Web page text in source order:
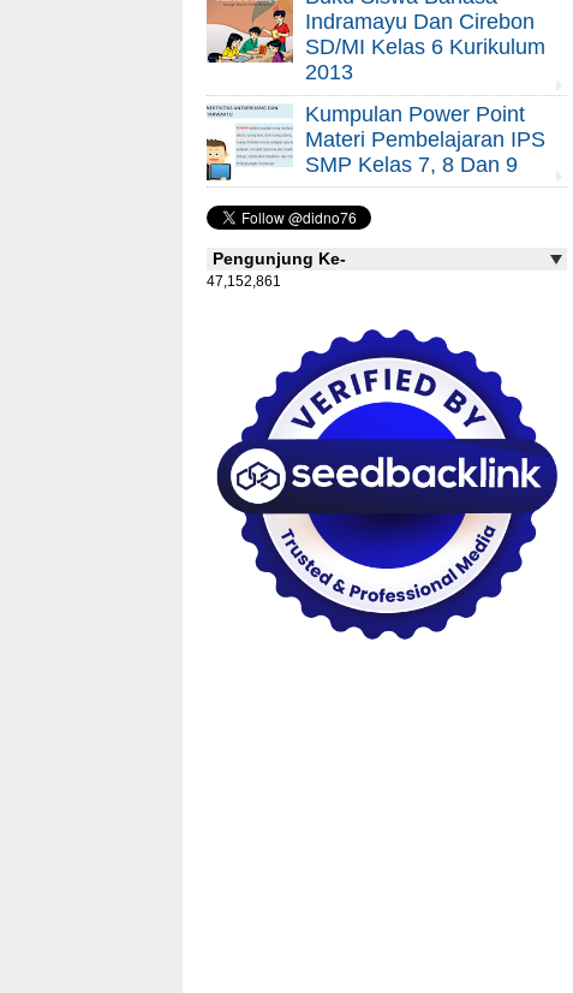
Indramayu Dan Cirebon
SD/MI Kelas 6 Kurikulum
2013
Kumpulan Power Point
Materi Pembelajaran IPS
SMP Kelas 7, 8 Dan 9
Pengunjung Ke-
47,152,861